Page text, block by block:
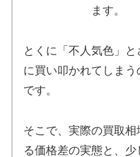
ます。
とくに「不人気色」
に買い叩かれてしま
です。
そこで、実際の買取
る価格差の実態と、